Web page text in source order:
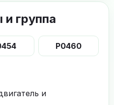
группа
P0460
и